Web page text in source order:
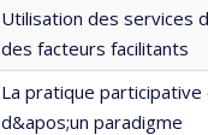
Utilisation des services
des facteurs facilitants
La pratique
d&apos;un paradigme